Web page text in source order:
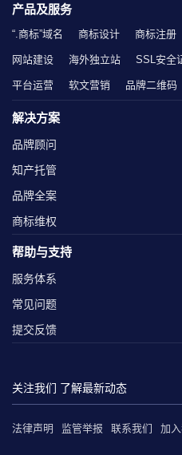
产品及服务
“.商标”域名 商标设计 商标注册
网站建设 海外独立站 SSL安全
平台运营 软文营销 品牌二维码
解决方案
品牌顾问
知产托管
品牌全案
商标维权
帮助与支持
服务体系
常见问题
提交反馈
关注我们 了解最新动态
法律声明 监管举报 联系我们 加